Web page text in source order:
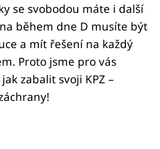
se svobodou máte i další
během dne D musíte být
a mít řešení na každý
Proto jsme pro vás
zabalit svoji KPZ –